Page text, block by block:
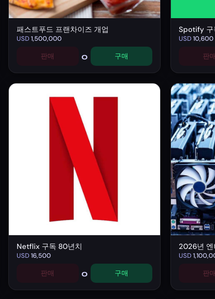
패스트푸드 프랜차이즈 개업
USD1,500,000
판매 0 구매
Spotify 구
USD10,600
판매
Netflix 구독 80년치
USD16,500
판매 0 구매
2026년 엔
USD
판매